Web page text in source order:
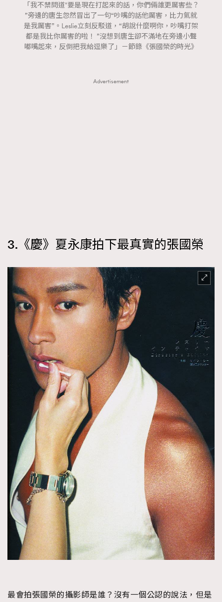
「我不禁問道"要是現在打起來的話，你們倆誰更厲害些？
”旁邊的唐生忽然冒出了一句“吵嘴的話他厲害，比力氣就
是我厲害”。Leslie立刻反駁道，“胡說什麼啊你，吵嘴打架
都是我比你厲害的啦！ ”沒想到唐生卻不滿地在旁邊小聲
嘟嘴起來，反倒把我給逗樂了」－節錄《張國榮的時光》
Advertisement
3.《慶》夏永康拍下最真實的張國榮
最會拍張國榮的攝影師是誰？沒有一個公認的說法，但是